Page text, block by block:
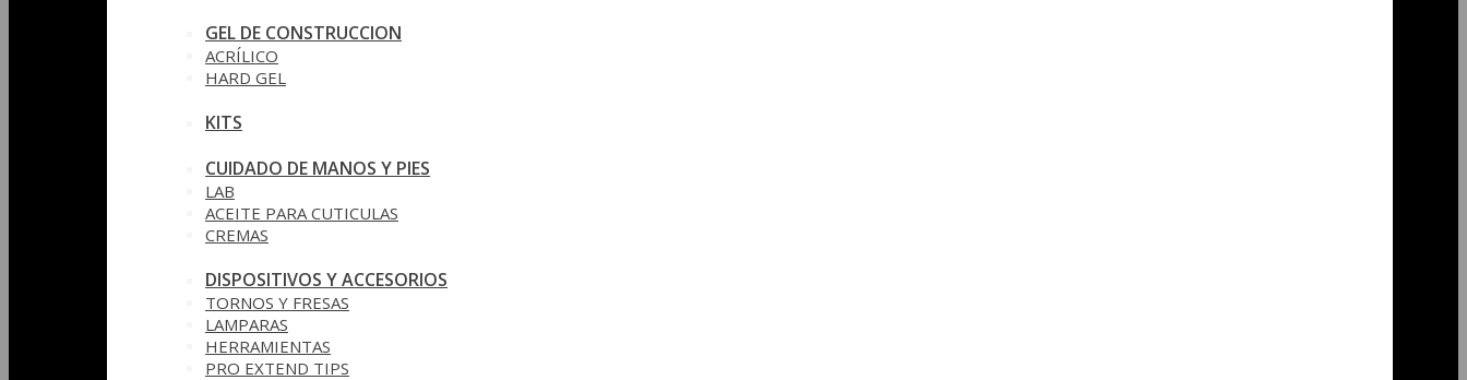
GEL DE CONSTRUCCION
ACRÍLICO
HARD GEL
KITS
CUIDADO DE MANOS Y PIES
LAB
ACEITE PARA CUTICULAS
CREMAS
DISPOSITIVOS Y ACCESORIOS
TORNOS Y FRESAS
LAMPARAS
HERRAMIENTAS
PRO EXTEND TIPS